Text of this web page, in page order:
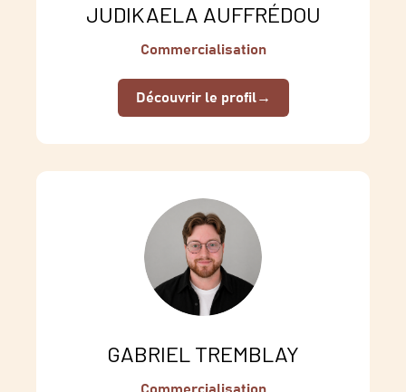
JUDIKAELA AUFFRÉDOU
Commercialisation
Découvrir le profil→
GABRIEL TREMBLAY